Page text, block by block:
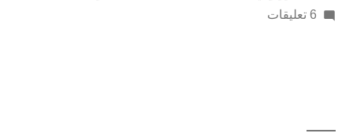
النشر
6 تعليقات
على